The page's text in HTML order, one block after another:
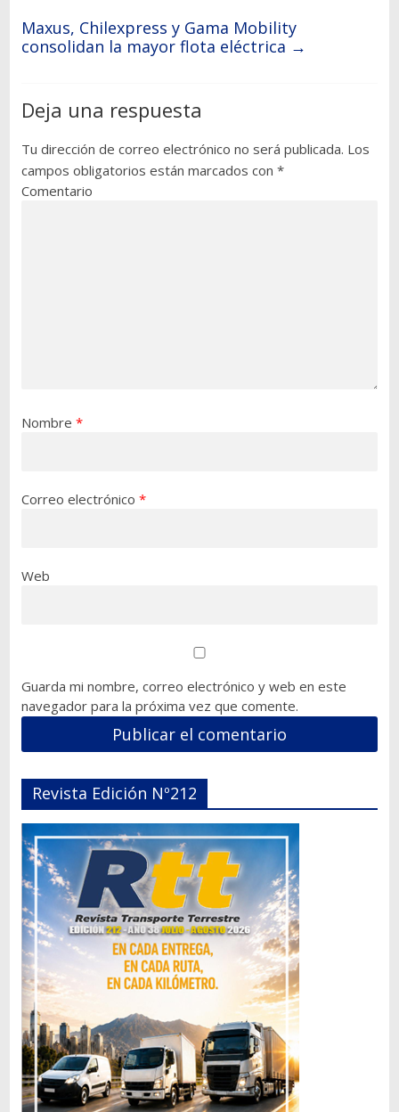
Maxus, Chilexpress y Gama Mobility
consolidan la mayor flota eléctrica →
Deja una respuesta
Tu dirección de correo electrónico no será publicada. Los
campos obligatorios están marcados con *
Comentario
Nombre *
Correo electrónico *
Web
Guarda mi nombre, correo electrónico y web en este
navegador para la próxima vez que comente.
Revista Edición Nº212